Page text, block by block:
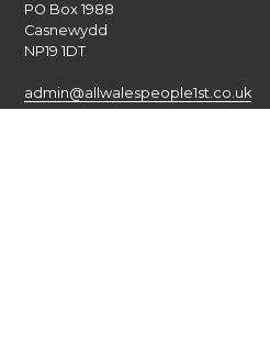
PO Box 1988
Casnewydd
NP19 1DT
admin@allwalespeople1st.co.uk